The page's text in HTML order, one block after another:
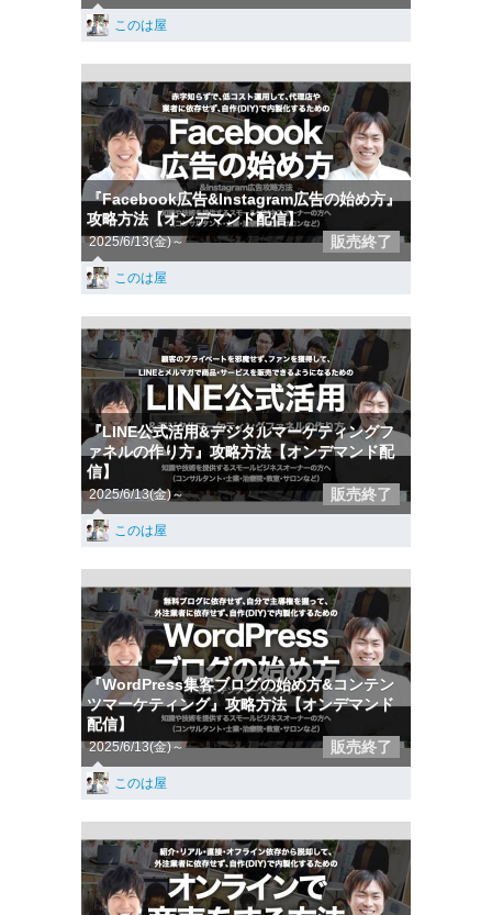
このは屋
『Facebook広告&Instagram広告の始め方』
攻略方法【オンデマンド配信】
2025/6/13(金)～ 販売終了
このは屋
『LINE公式活用&デジタルマーケティングフ
ァネルの作り方』攻略方法【オンデマンド配
信】
2025/6/13(金)～ 販売終了
このは屋
『WordPress集客ブログの始め方&コンテン
ツマーケティング』攻略方法【オンデマンド
配信】
2025/6/13(金)～ 販売終了
このは屋